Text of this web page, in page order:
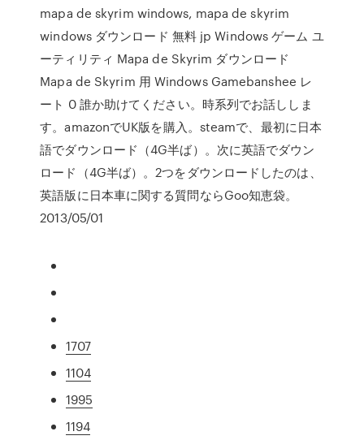
mapa de skyrim windows, mapa de skyrim
windows ダウンロード 無料 jp Windows ゲーム ユ
ーティリティ Mapa de Skyrim ダウンロード
Mapa de Skyrim 用 Windows Gamebanshee レ
ート 0 誰か助けてください。時系列でお話ししま
す。amazonでUK版を購入。steamで、最初に日本
語でダウンロード（4G半ば）。次に英語でダウン
ロード（4G半ば）。2つをダウンロードしたのは、
英語版に日本車に関する質問ならGoo知恵袋。
2013/05/01
1707
1104
1995
1194